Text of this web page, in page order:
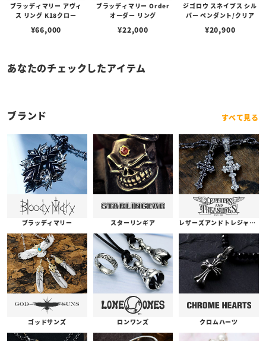
ブラッディマリー アヴィ
ス リング K18クロー
¥66,000
ブラッディマリー Order
オーダー リング
¥22,000
ジゴロウ スネイプス シル
バー ペンダント/クリア
¥20,900
あなたのチェックしたアイテム
ブランド すべて見る
ブラッディマリー スターリンギア レザーズアンドトレジャーズ
ゴッドサンズ ロンワンズ クロムハーツ